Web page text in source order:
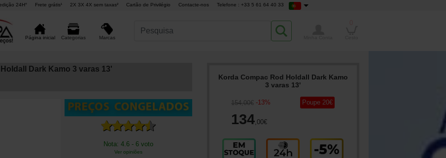
24H° Frete grátis¹ 2X 3X 4X sem taxas² Cartão de Privilégio Contacte-nos Telefone : +33 5 61 64 40 33
Página inicial Categorias Marcas
Dark Kamo 3 varas 13'
Nota: 4.6 - 6 voto
Ver opiniões
Korda Compac Rod Holdall Dark Kamo
3 varas 13'
154,00€ -13%
134,00€
Poupe 20€